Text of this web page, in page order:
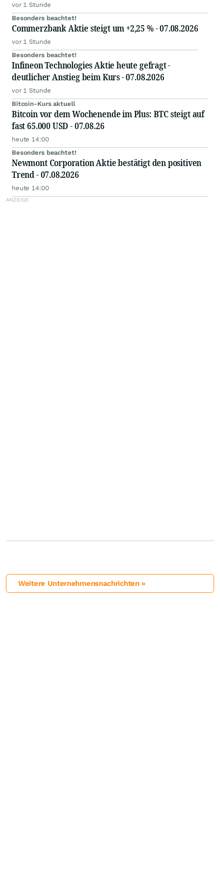
vor 1 Stunde
Besonders beachtet!
Commerzbank Aktie steigt um +2,25 % - 07.08.2026
vor 1 Stunde
Besonders beachtet!
Infineon Technologies Aktie heute gefragt -
deutlicher Anstieg beim Kurs - 07.08.2026
vor 1 Stunde
Bitcoin-Kurs aktuell
Bitcoin vor dem Wochenende im Plus: BTC steigt auf
fast 65.000 USD - 07.08.26
heute 14:00
Besonders beachtet!
Newmont Corporation Aktie bestätigt den positiven
Trend - 07.08.2026
heute 14:00
Weitere Unternehmensnachrichten »